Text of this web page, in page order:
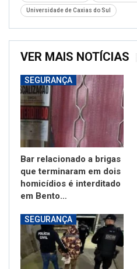
Universidade de Caxias do Sul
VER MAIS NOTÍCIAS
SEGURANÇA
Bar relacionado a brigas
que terminaram em dois
homicídios é interditado
em Bento…
SEGURANÇA